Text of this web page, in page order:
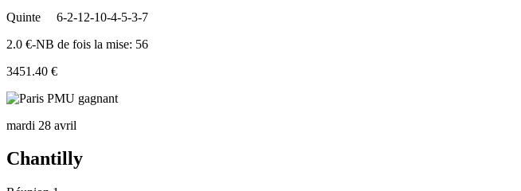
Quinte
6-2-12-10-4-5-3-7
2.0 €-NB de fois la mise: 56
3451.40 €
mardi 28 avril
Chantilly